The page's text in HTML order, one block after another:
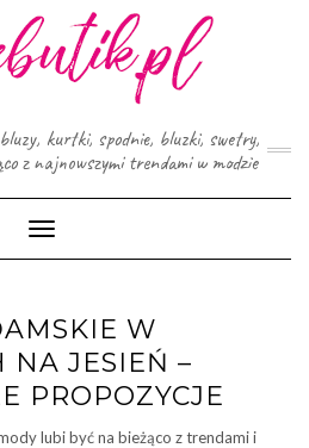
kurtki, spodnie, bluzki, swetry,
z najnowszymi trendami w modzie
Toggle
Navigation
W
NA JESIEŃ –
PROPOZYCJE
lubi być na bieżąco z trendami i